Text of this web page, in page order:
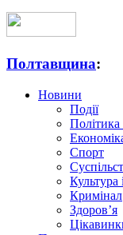
Полтавщина:
Новини
Події
Політика
Спорт
Культура
Кримінал
Здоров’я